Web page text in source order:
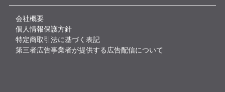
会社概要
個人情報保護方針
特定商取引法に基づく表記
第三者広告事業者が提供する広告配信について